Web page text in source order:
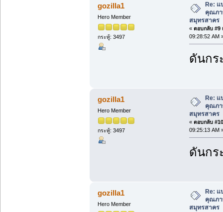
gozilla1
Hero Member
กระทู้: 3497
Re: แ
คุณภา
สมุทรสาคร
« ตอบกลับ #9
09:28:52 AM
ดันก
gozilla1
Hero Member
กระทู้: 3497
Re:
คุณภา
สมุทรสาคร
« ตอบกลับ
09:25:13 AM
ดันก
gozilla1
Hero Member
Re:
คุณภา
สมุทรสาคร